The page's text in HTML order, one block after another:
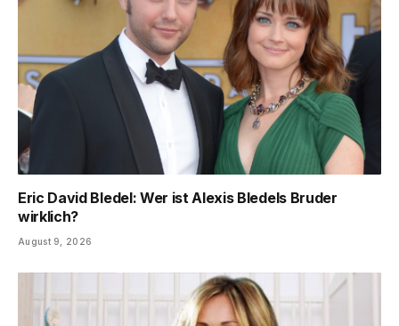
Eric David Bledel: Wer ist Alexis Bledels Bruder
wirklich?
August 9, 2026